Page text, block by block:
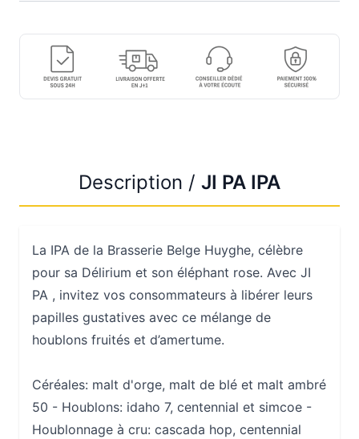
Description / JI PA IPA
La IPA de la Brasserie Belge Huyghe, célèbre
pour sa Délirium et son éléphant rose. Avec JI
PA , invitez vos consommateurs à libérer leurs
papilles gustatives avec ce mélange de
houblons fruités et d’amertume.
Céréales: malt d'orge, malt de blé et malt ambré
50 - Houblons: idaho 7, centennial et simcoe -
Houblonnage à cru: cascada hop, centennial